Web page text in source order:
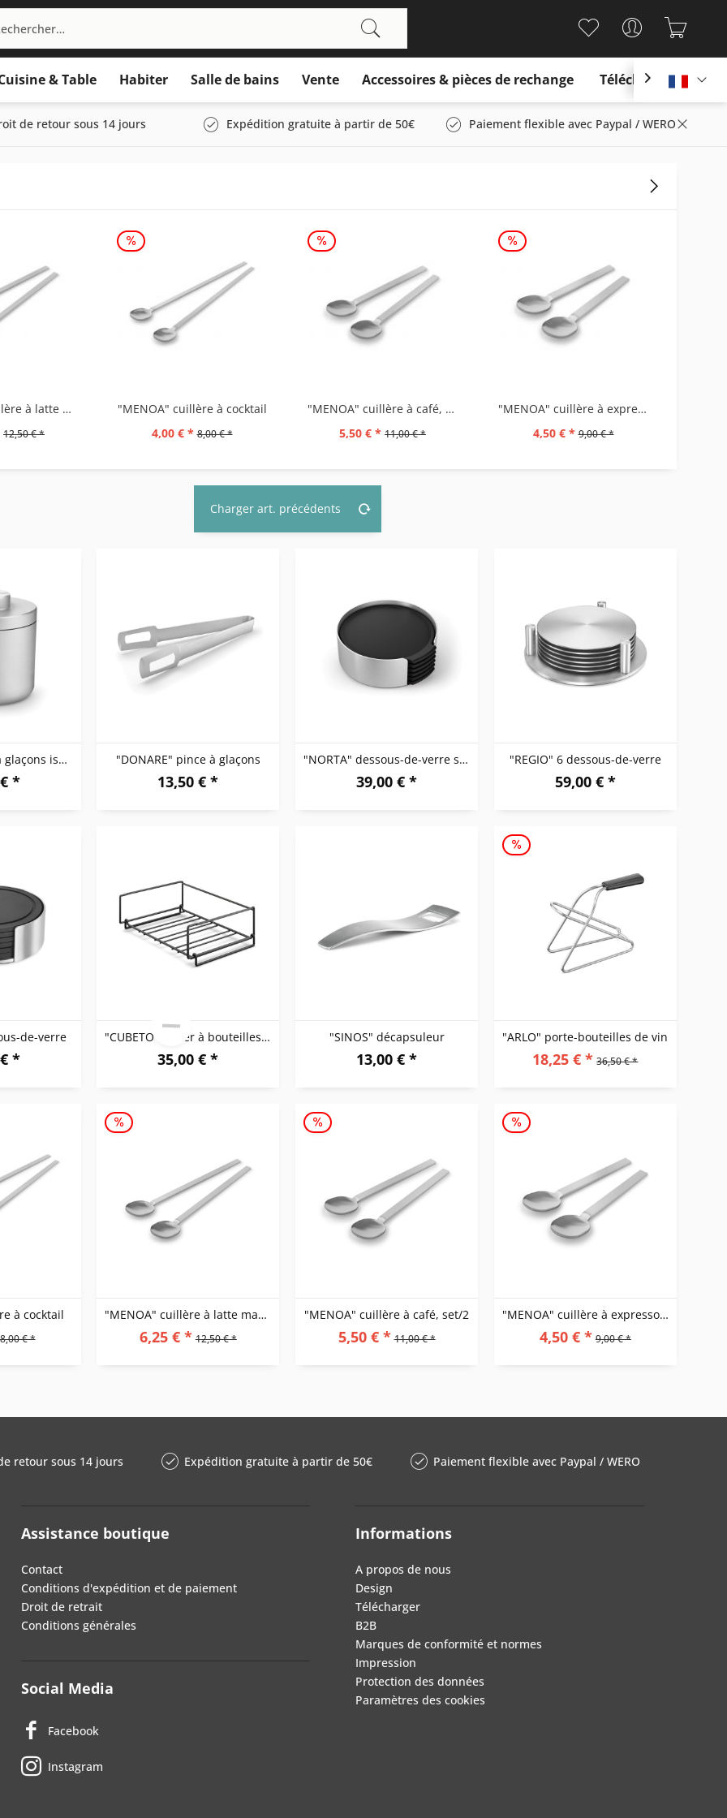
& Table Habiter Salle de bains Vente Accessoires & pièces de rechange Télécharger

de retour sous 14 jours Expédition gratuite à partir de 50€ Paiement flexible avec Paypal / WERO
"MENOA" cuillère à latte macciato, set/2
12,50 € *
"MENOA" cuillère à cocktail
4,00 € * 8,00 € *
"MENOA" cuillère à café, set/2
5,50 € * 11,00 € *
"MENOA" cuillère à expresso, set/2
4,50 € * 9,00 € *
Charger art. précédents
"DONARE" seau à glaçons isotherme
*
"DONARE" pince à glaçons
13,50 € *
"NORTA" dessous-de-verre set/6 avec support
39,00 € *
"REGIO" 6 dessous-de-verre
59,00 € *
de-verre
*
"CUBETO" casier à bouteilles, noir
35,00 € *
"SINOS" décapsuleur
13,00 € *
"ARLO" porte-bouteilles de vin
18,25 € * 36,50 € *
à cocktail
8,00 € *
"MENOA" cuillère à latte macciato, set/2
6,25 € * 12,50 € *
"MENOA" cuillère à café, set/2
5,50 € * 11,00 € *
"MENOA" cuillère à expresso, set/2
4,50 € * 9,00 € *
retour sous 14 jours Expédition gratuite à partir de 50€ Paiement flexible avec Paypal / WERO
Assistance boutique
Contact
Conditions d'expédition et de paiement
Droit de retrait
Conditions générales
Social Media
Facebook
Instagram
Informations
A propos de nous
Design
Télécharger
B2B
Marques de conformité et normes
Impression
Protection des données
Paramètres des cookies